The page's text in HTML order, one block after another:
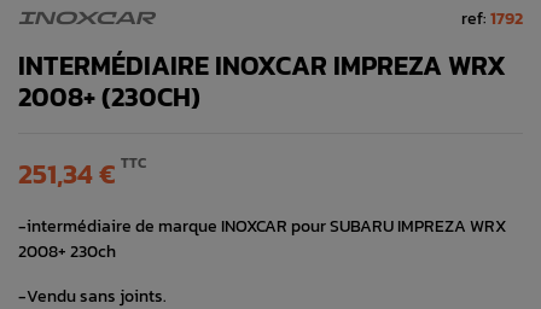
INOXCAR ref:1792
INTERMÉDIAIRE INOXCAR IMPREZA WRX
2008+ (230CH)
251,34 € TTC
-intermédiaire de marque INOXCAR pour SUBARU IMPREZA WRX
2008+ 230ch
-Vendu sans joints.